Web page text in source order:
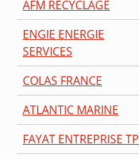
AFM RECYCLAGE
ENGIE ENERGIE
SERVICES
COLAS FRANCE
ATLANTIC MARINE
FAYAT ENTREPRISE TP